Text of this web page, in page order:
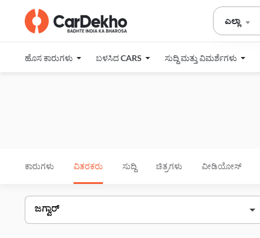
ಎಲ್ಲಾ
ಹೊಸ ಕಾರುಗಳು ಬಳಸಿದ CARS ಸುದ್ದಿ ಮತ್ತು ವಿಮರ್ಶೆಗಳು
ಕಾರುಗಳು ವಿತರಕರು ಸುದ್ದಿ ಚಿತ್ರಗಳು ವೀಡಿಯೋಸ್